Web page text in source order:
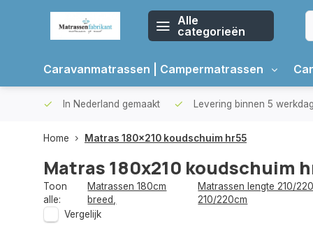
Alle
categorieën
Caravanmatrassen | Campermatrassen
In Nederland gemaakt Levering binnen 5
Home Matras 180x210 koudschuim hr55
Matras 180x210 koudschuim
Toon
alle:
Matrassen 180cm
breed
Matrassen lengte 210/
210/220cm
Vergelijk